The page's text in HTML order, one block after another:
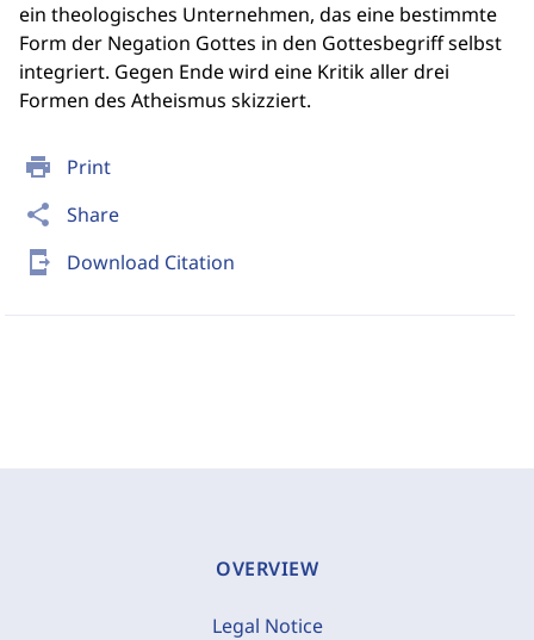
print Print
share Share
send_to_mobile Download Citation
ein theologisches Unternehmen, das eine bestimmte
Form der Negation Gottes in den Gottesbegriff selbst
integriert. Gegen Ende wird eine Kritik aller drei
Formen des Atheismus skizziert.
OVERVIEW
Legal Notice